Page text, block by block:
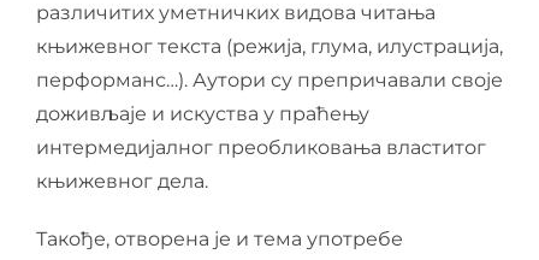
различитих уметничких видова читања
књижевног текста (режија, глума, илустрација,
перформанс…). Аутори су препричавали своје
доживљаје и искуства у праћењу
интермедијалног преобликовања властитог
књижевног дела.
Такође, отворена је и тема употребе